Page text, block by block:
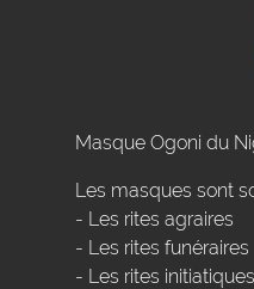
Masque Ogoni du
Les masques sont
- Les rites agraires
- Les rites funéraires
- Les rites initiatiques